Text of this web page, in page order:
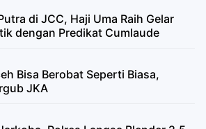
di JCC, Haji Uma Raih Gelar
dengan Predikat Cumlaude
Bisa Berobat Seperti Biasa,
JKA